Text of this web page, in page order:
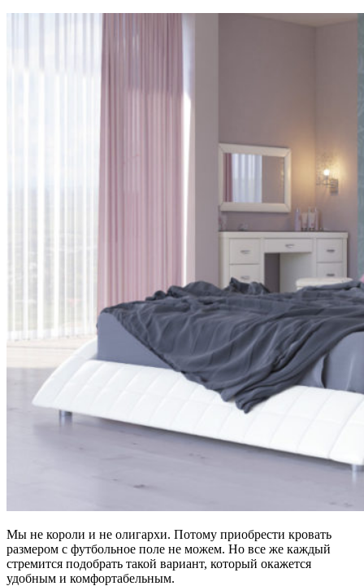
Мы не короли и не олигархи. Потому приобрести кровать
размером с футбольное поле не можем. Но все же каждый
стремится подобрать такой вариант, который окажется
удобным и комфортабельным.